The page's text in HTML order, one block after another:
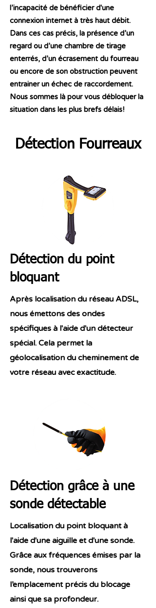
l’incapacité de bénéficier d'une
connexion internet à très haut débit.
Dans ces cas précis, la présence d’un
regard ou d’une chambre de tirage
enterrés, d’un écrasement du fourreau
ou encore de son obstruction peuvent
entrainer un échec de raccordement.
Nous sommes là pour vous débloquer la
situation dans les plus brefs délais!
Détection Fourreaux
Détection du point
bloquant
Après localisation du réseau ADSL,
nous émettons des ondes
spécifiques à l'aide d'un détecteur
spécial. Cela permet la
géolocalisation du cheminement de
votre réseau avec exactitude.
Détection grâce à une
sonde détectable
Localisation du point bloquant à
l'aide d'une aiguille et d'une sonde.
Grâce aux fréquences émises par la
sonde, nous trouverons
l’emplacement précis du blocage
ainsi que sa profondeur.